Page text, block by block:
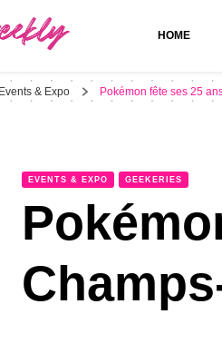
HOME
Events & Expo Pokémon fête ses 25
EVENTS & EXPO GEEKERIES